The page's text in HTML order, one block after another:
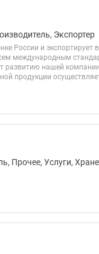
Экспортер
России и экспортирует
международным
развитию нашей
продукции
Прочее, Услуги,